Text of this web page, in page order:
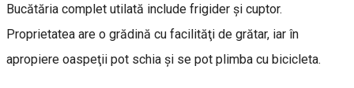
Bucătăria complet utilată include frigider şi cuptor.
Proprietatea are o grădină cu facilităţi de grătar, iar în
apropiere oaspeţii pot schia şi se pot plimba cu bicicleta.